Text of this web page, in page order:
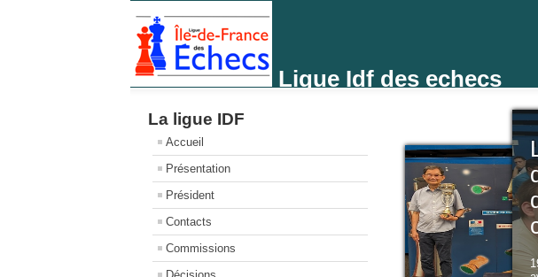
Ligue Idf des echecs
La ligue IDF
Accueil
Présentation
Président
Contacts
Commissions